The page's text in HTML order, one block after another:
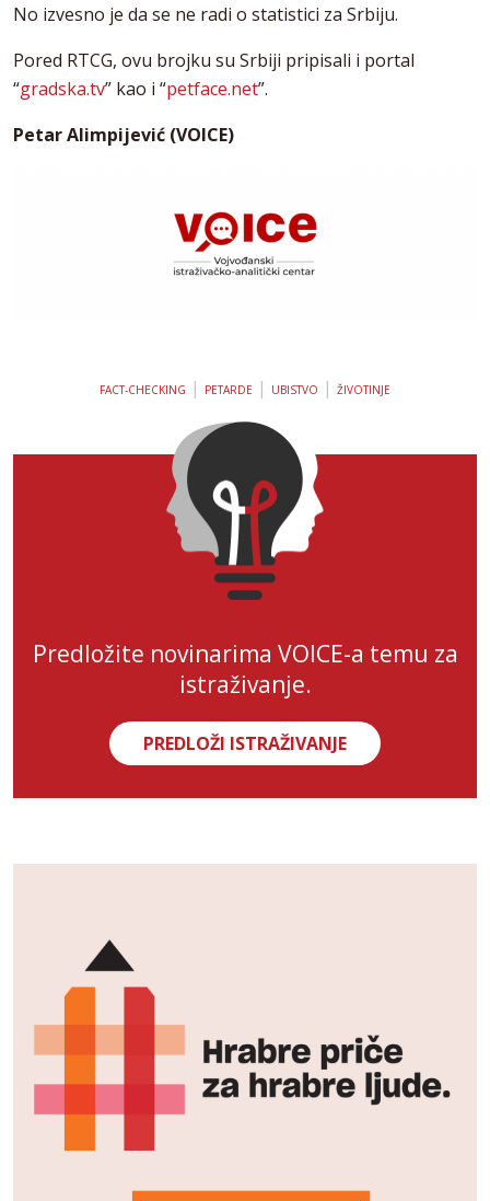
No izvesno je da se ne radi o statistici za Srbiju.
Pored RTCG, ovu brojku su Srbiji pripisali i portal
“gradska.tv” kao i “petface.net”.
Petar Alimpijević (VOICE)
FACT-CHECKING | PETARDE | UBISTVO | ŽIVOTINJE
Predložite novinarima VOICE-a temu za
istraživanje.
PREDLOŽI ISTRAŽIVANJE